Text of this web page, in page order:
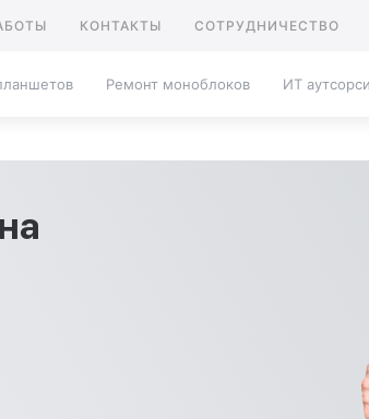
КОНТАКТЫ СОТРУДНИЧЕСТВО
Ремонт моноблоков ИТ